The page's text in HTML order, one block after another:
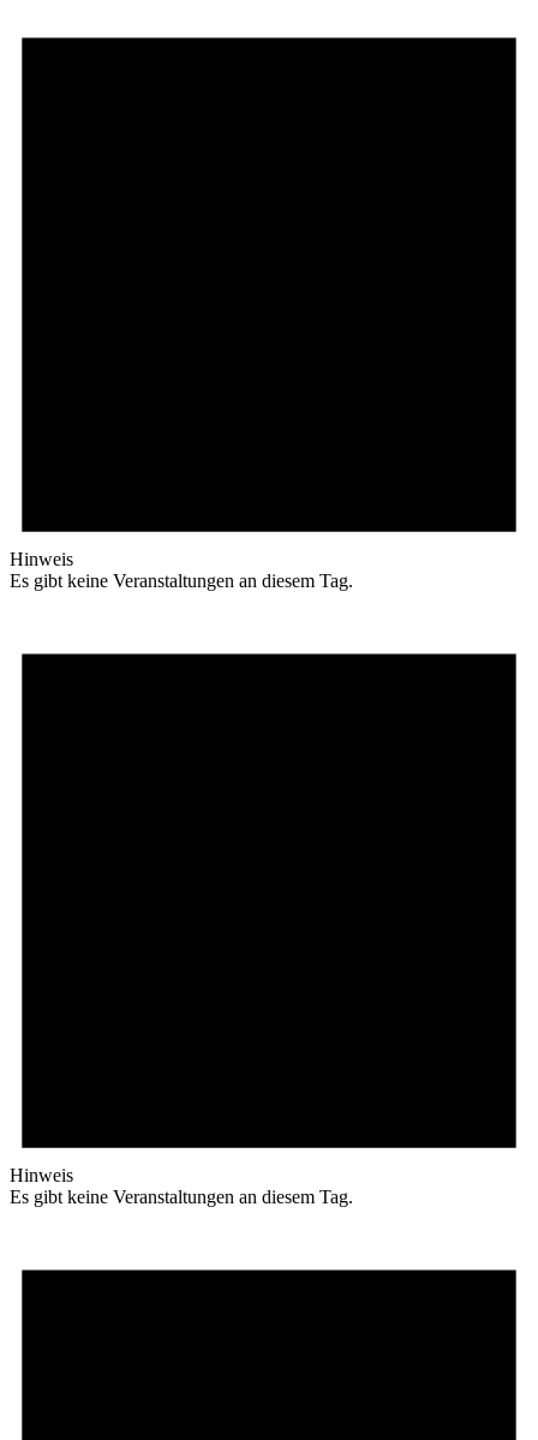
Hinweis
Es gibt keine Veranstaltungen an diesem Tag.
Hinweis
Es gibt keine Veranstaltungen an diesem Tag.